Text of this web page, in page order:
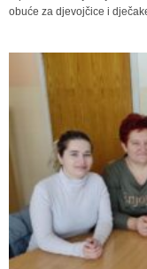
obuće za djevojčice i